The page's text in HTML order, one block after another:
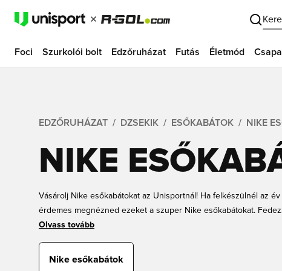
Foci Szurkolói bolt Edzőruházat Futás Életmód
EDZŐRUHÁZAT DZSEKIK ESŐKABÁTOK NIKE
NIKE
Vásárolj Nike esőkabátokat az Unisportnál! Ha felkészülnél az
érdemes megnézned ezeket a szuper Nike esőkabátokat.
menő színeket. Az esőkabátok minden méretben kaphatók
Olvass tovább
Nike esőkabátok